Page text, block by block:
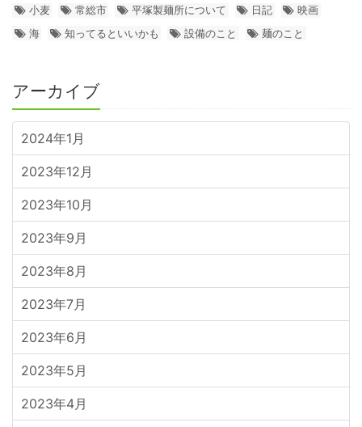
小麦
常総市 平塚製麺所について 日記
映画
海
知ってるといいかも 設備のこと 麺のこと
アーカイブ
2024年1月
2023年12月
2023年10月
2023年9月
2023年8月
2023年7月
2023年6月
2023年5月
2023年4月